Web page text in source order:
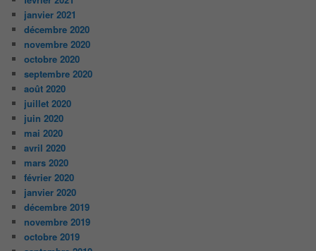
janvier 2021
décembre 2020
novembre 2020
octobre 2020
septembre 2020
août 2020
juillet 2020
juin 2020
mai 2020
avril 2020
mars 2020
février 2020
janvier 2020
décembre 2019
novembre 2019
octobre 2019